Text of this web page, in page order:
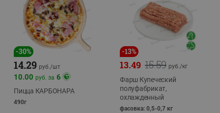
-30%
14.29 руб./шт
10.00 руб. за 6
Пицца КАРБОНАРА
490г
-13%
15.59
13.49 руб./кг
Фарш Купеческий
полуфабрикат,
охлажденный
фасовка: 0,5-0,7 кг